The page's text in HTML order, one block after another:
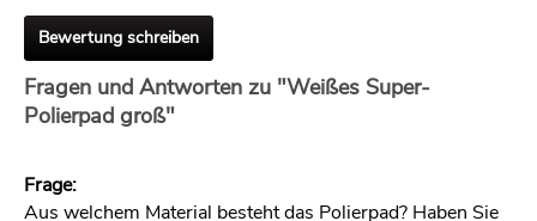
Bewertung schreiben
Fragen und Antworten zu "Weißes Super-
Polierpad groß"
Frage:
Aus welchem Material besteht das Polierpad? Haben Sie